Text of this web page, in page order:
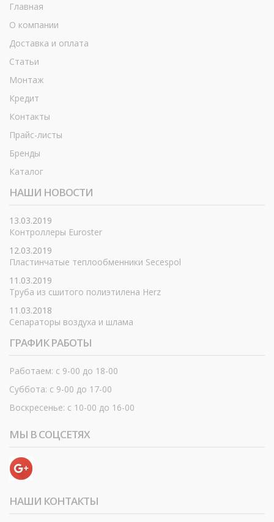
Главная
О компании
Доставка и оплата
Статьи
Монтаж
Кредит
Контакты
Прайс-листы
Бренды
Каталог
НАШИ НОВОСТИ
13.03.2019
Контроллеры Euroster
12.03.2019
Пластинчатые теплообменники Secespol
11.03.2019
Труба из сшитого полиэтилена Herz
11.03.2018
Сепараторы воздуха и шлама
ГРАФИК РАБОТЫ
Работаем: с 9-00 до 18-00
Суббота: с 9-00 до 17-00
Воскресенье: с 10-00 до 16-00
МЫ В СОЦСЕТЯХ
НАШИ КОНТАКТЫ